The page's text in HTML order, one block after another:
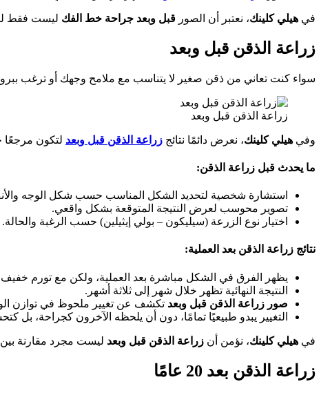
في هيلي كلينك، نعتبر أن الصور قبل وبعد جراحة خط الفك ليست فقط
زراعة الذقن قبل وبعد
سواء كنت تعاني من ذقن صغير لا يتناسب مع ملامح وجهك أو ترغب
زراعة الذقن قبل وبعد
وفي هيلي كلينك، نعرض دائمًا نتائج زراعة الذقن قبل وبعد لتكون مرجعًا
ما يحدث قبل زراعة الذقن:
استشارة شخصية لتحديد الشكل المناسب حسب شكل الوجه
تصوير محوسب لعرض النتيجة المتوقعة بشكل واقعي.
اختيار نوع الزرعة (سيليكون – بولي إيثيلين) حسب الرغبة والحالة.
نتائج زراعة الذقن بعد العملية:
يظهر الفرق في الشكل مباشرة بعد العملية، ولكن مع تورم
النتيجة النهائية تظهر خلال شهر إلى ثلاثة أشهر.
صور زراعة الذقن قبل وبعد تكشف عن تغيير ملحوظ في توازن
التغيير يبدو طبيعيًا تمامًا، دون أن يلحظه الآخرون كجراحة،
في هيلي كلينك، نؤمن أن زراعة الذقن قبل وبعد ليست مجرد مقارنة
زراعة الذقن بعد 20 عامًا